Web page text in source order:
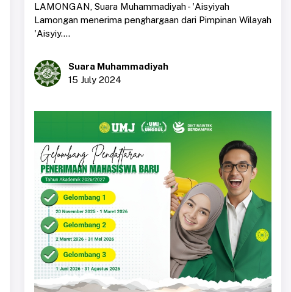
LAMONGAN, Suara Muhammadiyah - 'Aisyiyah
Lamongan menerima penghargaan dari Pimpinan Wilayah
'Aisyiy....
Suara Muhammadiyah
15 July 2024